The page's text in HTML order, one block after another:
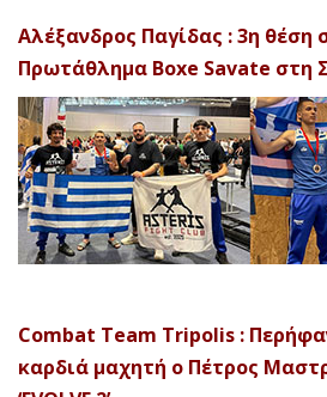
Αλέξανδρος Παγίδας : 3η
Πρωτάθλημα Boxe Savate στη
Combat Team Tripolis :
καρδιά μαχητή ο Πέτρος